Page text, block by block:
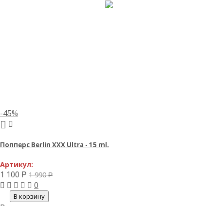
-45%
Попперс Berlin XXX Ultra - 15 ml.
Артикул:
1 100 Р 1 990Р
0
В корзину